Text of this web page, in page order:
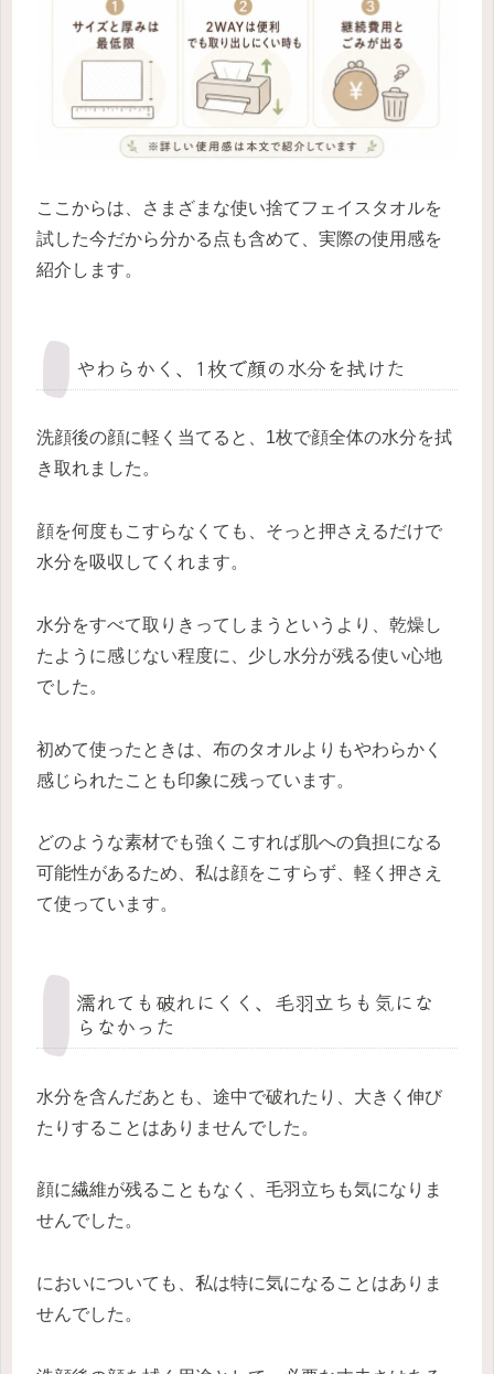
ここからは、さまざまな使い捨てフェイスタオルを
試した今だから分かる点も含めて、実際の使用感を
紹介します。
やわらかく、1枚で顔の水分を拭けた
洗顔後の顔に軽く当てると、1枚で顔全体の水分を拭
き取れました。
顔を何度もこすらなくても、そっと押さえるだけで
水分を吸収してくれます。
水分をすべて取りきってしまうというより、乾燥し
たように感じない程度に、少し水分が残る使い心地
でした。
初めて使ったときは、布のタオルよりもやわらかく
感じられたことも印象に残っています。
どのような素材でも強くこすれば肌への負担になる
可能性があるため、私は顔をこすらず、軽く押さえ
て使っています。
濡れても破れにくく、毛羽立ちも気にな
らなかった
水分を含んだあとも、途中で破れたり、大きく伸び
たりすることはありませんでした。
顔に繊維が残ることもなく、毛羽立ちも気になりま
せんでした。
においについても、私は特に気になることはありま
せんでした。